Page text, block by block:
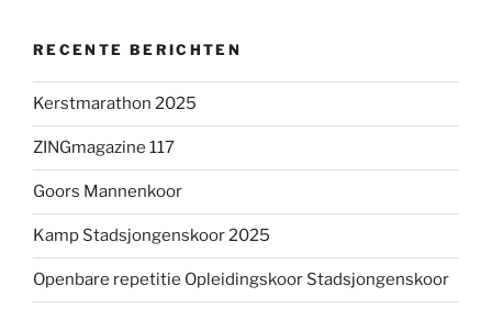
RECENTE BERICHTEN
Kerstmarathon 2025
ZINGmagazine 117
Goors Mannenkoor
Kamp Stadsjongenskoor 2025
Openbare repetitie Opleidingskoor Stadsjongenskoor